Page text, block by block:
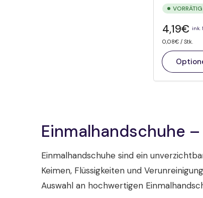
VORRÄTIG
Normaler
Preis
4,19€ ink.
Preis
pro
Einheit
0,08€ / pro
Stk.
Einmalhandschuhe
Einmalhandschuhe sind ein
Keimen, Flüssigkeiten und
Auswahl an hochwertigen